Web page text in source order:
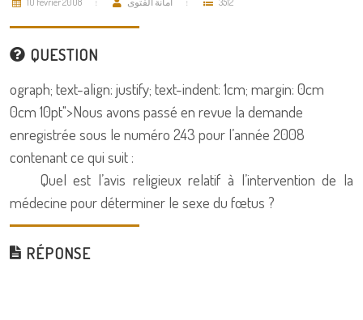
QUESTION
ograph; text-align: justify; text-indent: 1cm; margin: 0cm
0cm 10pt">Nous avons passé en revue la demande
enregistrée sous le numéro 243 pour l’année 2008
contenant ce qui suit :
Quel est l’avis religieux relatif à l’intervention de la
médecine pour déterminer le sexe du fœtus ?
RÉPONSE